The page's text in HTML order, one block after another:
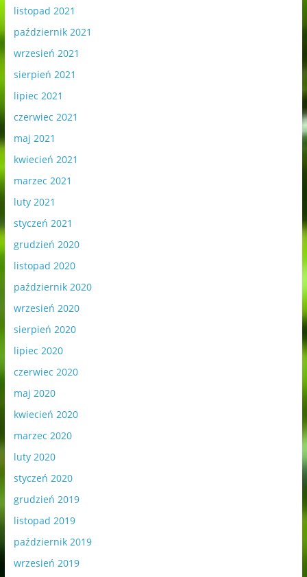
listopad 2021
październik 2021
wrzesień 2021
sierpień 2021
lipiec 2021
czerwiec 2021
maj 2021
kwiecień 2021
marzec 2021
luty 2021
styczeń 2021
grudzień 2020
listopad 2020
październik 2020
wrzesień 2020
sierpień 2020
lipiec 2020
czerwiec 2020
maj 2020
kwiecień 2020
marzec 2020
luty 2020
styczeń 2020
grudzień 2019
listopad 2019
październik 2019
wrzesień 2019